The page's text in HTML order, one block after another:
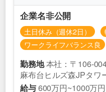
企業名非公開
土日休み（週休2日）
ワークライフバランス良
勤務地本社：〒106-
麻布台ヒルズ森JPタワ
給与600万円~1000万